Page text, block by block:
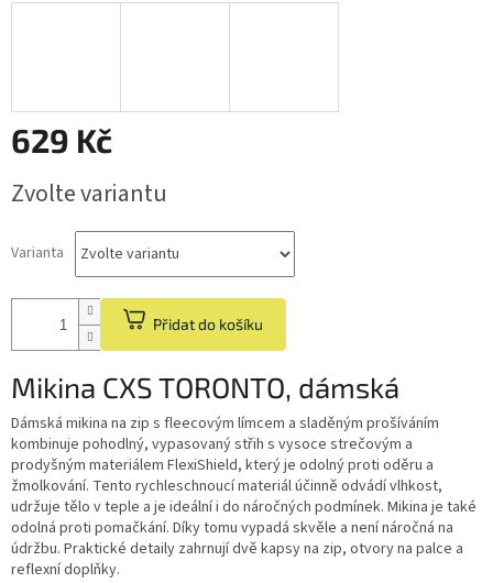
629 Kč
cena:
Zvolte variantu
Varianta
Přidat do košíku
Mikina CXS TORONTO, dámská
Dámská mikina na zip s fleecovým límcem a sladěným prošíváním
kombinuje pohodlný, vypasovaný střih s vysoce strečovým a
prodyšným materiálem FlexiShield, který je odolný proti oděru a
žmolkování. Tento rychleschnoucí materiál účinně odvádí vlhkost,
udržuje tělo v teple a je ideální i do náročných podmínek. Mikina je také
odolná proti pomačkání. Díky tomu vypadá skvěle a není náročná na
údržbu. Praktické detaily zahrnují dvě kapsy na zip, otvory na palce a
reflexní doplňky.